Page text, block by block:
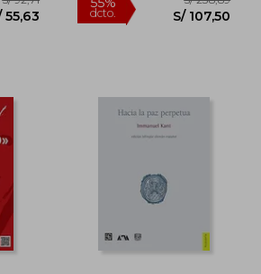
S/ 65,49